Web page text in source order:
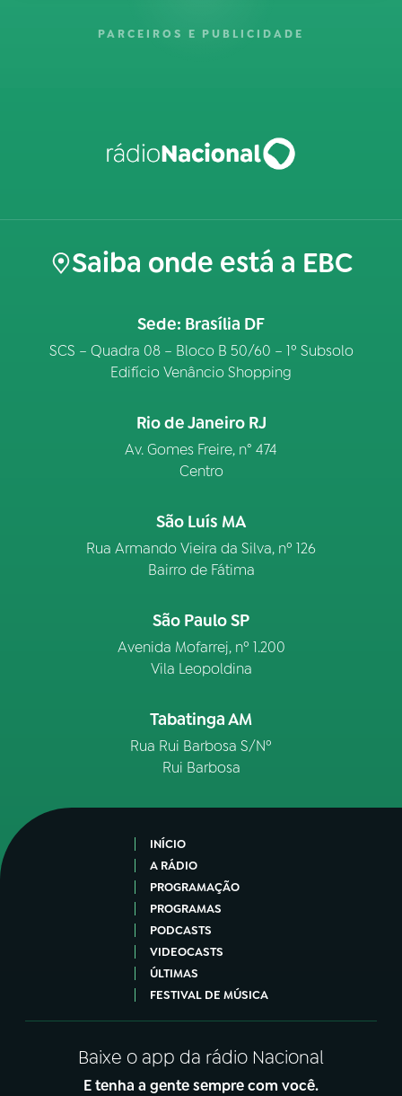
PARCEIROS E PUBLICIDADE
Saiba onde está a EBC
Sede: Brasília DF
SCS – Quadra 08 – Bloco B 50/60 – 1º Subsolo
Edifício Venâncio Shopping
Rio de Janeiro RJ
Av. Gomes Freire, n° 474
Centro
São Luís MA
Rua Armando Vieira da Silva, nº 126
Bairro de Fátima
São Paulo SP
Avenida Mofarrej, nº 1.200
Vila Leopoldina
Tabatinga AM
Rua Rui Barbosa S/Nº
Rui Barbosa
INÍCIO
A RÁDIO
PROGRAMAÇÃO
PROGRAMAS
PODCASTS
VIDEOCASTS
ÚLTIMAS
FESTIVAL DE MÚSICA
Baixe o app da rádio Nacional
E tenha a gente sempre com você.